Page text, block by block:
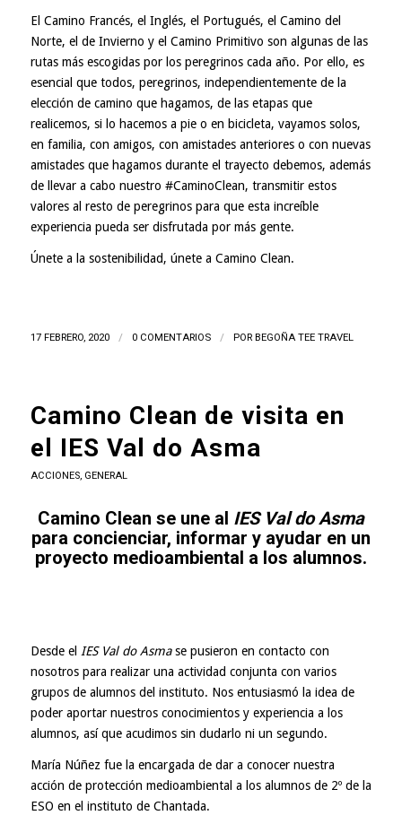
El Camino Francés, el Inglés, el Portugués, el Camino del
Norte, el de Invierno y el Camino Primitivo son algunas de las
rutas más escogidas por los peregrinos cada año. Por ello, es
esencial que todos, peregrinos, independientemente de la
elección de camino que hagamos, de las etapas que
realicemos, si lo hacemos a pie o en bicicleta, vayamos solos,
en familia, con amigos, con amistades anteriores o con nuevas
amistades que hagamos durante el trayecto debemos, además
de llevar a cabo nuestro #CaminoClean, transmitir estos
valores al resto de peregrinos para que esta increíble
experiencia pueda ser disfrutada por más gente.
Únete a la sostenibilidad, únete a Camino Clean.
17 FEBRERO, 2020 / 0 COMENTARIOS / POR BEGOÑA TEE TRAVEL
Camino Clean de visita en
el IES Val do Asma
ACCIONES, GENERAL
Camino Clean se une al IES Val do Asma
para concienciar, informar y ayudar en un
proyecto medioambiental a los alumnos.
Desde el IES Val do Asmase pusieron en contacto con
nosotros para realizar una actividad conjunta con varios
grupos de alumnos del instituto. Nos entusiasmó la idea de
poder aportar nuestros conocimientos y experiencia a los
alumnos, así que acudimos sin dudarlo ni un segundo.
María Núñez fue la encargada de dar a conocer nuestra
acción de protección medioambiental a los alumnos de 2º de la
ESO en el instituto de Chantada.